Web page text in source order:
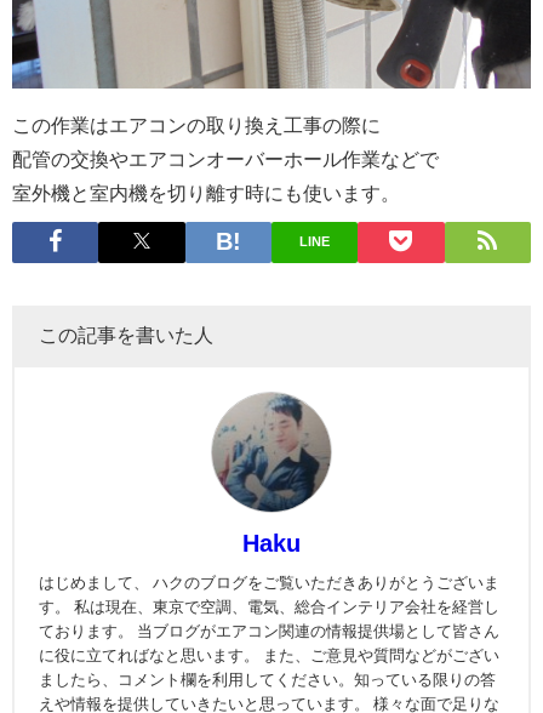
この作業はエアコンの取り換え工事の際に
配管の交換やエアコンオーバーホール作業などで
室外機と室内機を切り離す時にも使います。
LINE
この記事を書いた人
Haku
はじめまして、 ハクのブログをご覧いただきありがとうございま
す。 私は現在、東京で空調、電気、総合インテリア会社を経営し
ております。 当ブログがエアコン関連の情報提供場として皆さん
に役に立てればなと思います。 また、ご意見や質問などがござい
ましたら、コメント欄を利用してください。知っている限りの答
えや情報を提供していきたいと思っています。 様々な面で足りな